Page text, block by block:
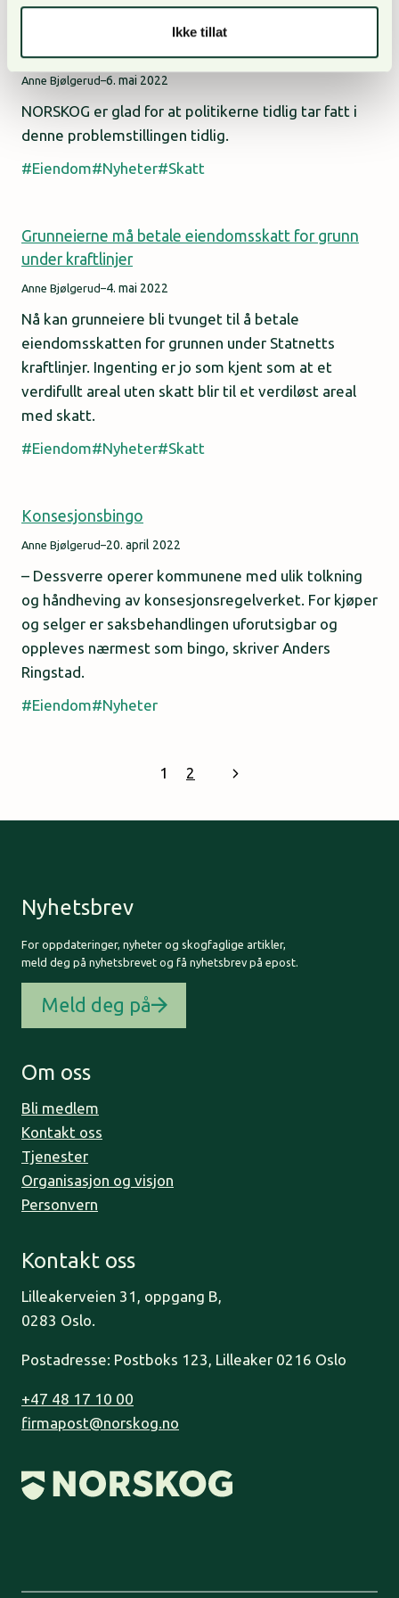
Ikke tillat
Regjeringen varsler lovendring – grunneiere slipper
eiendomsskatt for grunn under kraftlinjer
Anne Bjølgerud–6. mai 2022
NORSKOG er glad for at politikerne tidlig tar fatt i
denne problemstillingen tidlig.
Eiendom
Nyheter Skatt
Grunneierne må betale eiendomsskatt for grunn
under kraftlinjer
Anne Bjølgerud–4. mai 2022
Nå kan grunneiere bli tvunget til å betale
eiendomsskatten for grunnen under Statnetts
kraftlinjer. Ingenting er jo som kjent som at et
verdifullt areal uten skatt blir til et verdiløst areal
med skatt.
Eiendom
Nyheter Skatt
Konsesjonsbingo
Anne Bjølgerud–20. april 2022
– Dessverre operer kommunene med ulik tolkning
og håndheving av konsesjonsregelverket. For kjøper
og selger er saksbehandlingen uforutsigbar og
oppleves nærmest som bingo, skriver Anders
Ringstad.
Eiendom
Nyheter
navigation
1 2
Next
Nyhetsbrev
For oppdateringer, nyheter og skogfaglige artikler,
meld deg på nyhetsbrevet og få nyhetsbrev på epost.
Meld deg på
Om oss
Bli medlem
Kontakt oss
Tjenester
Organisasjon og visjon
Personvern
Kontakt oss
Lilleakerveien 31, oppgang B,
0283 Oslo.
Postadresse: Postboks 123, Lilleaker 0216 Oslo
+47 48 17 10 00
firmapost@norskog.no